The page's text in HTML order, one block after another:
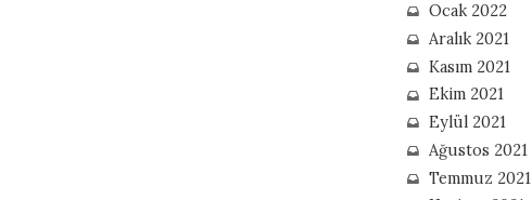
Ocak 2022
Aralık 2021
Kasım 2021
Ekim 2021
Eylül 2021
Ağustos 2021
Temmuz 2021